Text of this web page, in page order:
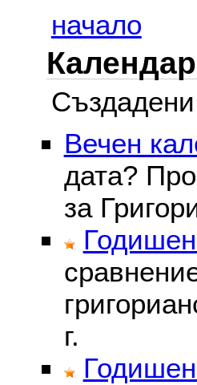
начало
Създадени
Вечен
дата?
за
г.